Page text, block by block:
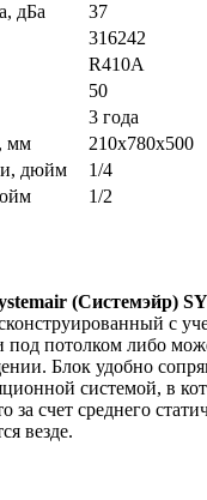
дБа
37
316242
R410A
50
3 года
мм
210х780х500
дюйм
1/4
1/2
(Системэйр)
с
потолком либо
Блок удобно
системой, в
за счет среднего
везде.